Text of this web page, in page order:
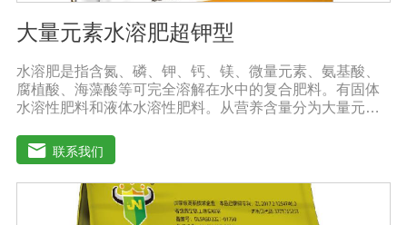
大量元素水溶肥超钾型
水溶肥是指含氮、磷、钾、钙、镁、微量元素、氨基酸、
腐植酸、海藻酸等可完全溶解在水中的复合肥料。有固体
水溶性肥料和液体水溶性肥料。从营养含量分为大量元素
含氨基酸水溶性肥料、含腐植酸水溶性肥料、有机水溶性
肥料等。水溶肥与传统的过磷酸钙肥等品种相比，水溶性
肥料具有明显的优势。它是一种水溶性好、无残渣的速效
肥料，能完全溶于水，能直接被作物的根和叶吸收利用。
水溶肥作为一种快速肥料，其营养元素相对全面，根据不
联系我们